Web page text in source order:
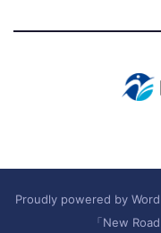
Proudly powered by
「New